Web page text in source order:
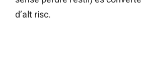
d’alt risc.